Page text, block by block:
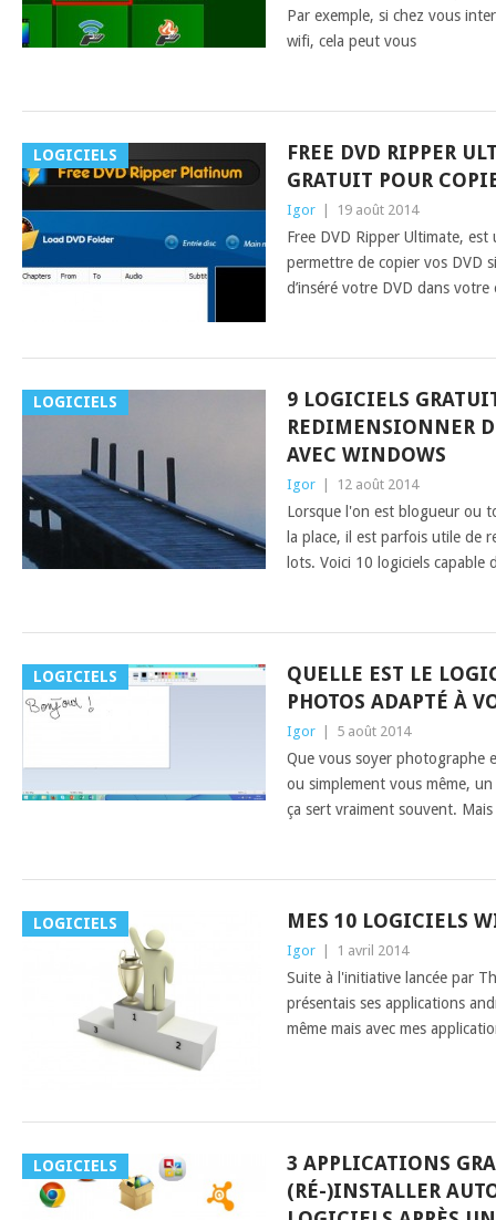
Par exemple, si chez vous
wifi, cela peut vous
LOGICIELS
FREE DVD RIPPER
GRATUIT POUR
Igor 19 août 2014
Free DVD Ripper Ultimate,
permettre de copier vos DVD
d’inséré votre DVD dans
LOGICIELS
9 LOGICIELS
REDIMENSIONNER
AVEC WINDOWS
Igor 12 août 2014
Lorsque l'on est blogueur ou
la place, il est parfois utile de
lots. Voici 10 logiciels capable
LOGICIELS
QUELLE EST LE
PHOTOS ADAPTÉ À
Igor 5 août 2014
Que vous soyer photographe
ou simplement vous même,
ça sert vraiment souvent.
LOGICIELS MES 10 LOGICIELS
Igor 1 avril 2014
Suite à l'initiative lancée par
présentais ses applications
même mais avec mes
LOGICIELS
3 APPLICATIONS
(RÉ-)INSTALLER